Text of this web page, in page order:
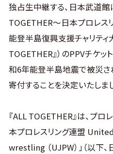
公
式
サ
イ
ト
独占生中継する、日本武道館
TOGETHER～日本プロレス
能登半島復興支援チャリティ
TOGETHER』）のPPVチケッ
和6年能登半島地震で被災
寄付することを決定いたしま
『ALL TOGETHER』は、プロ
本プロレスリング連盟
wrestling （UJPW）」（以下